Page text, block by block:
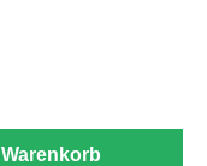
Warenkorb